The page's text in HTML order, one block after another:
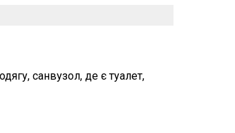
санвузол, де є туалет,